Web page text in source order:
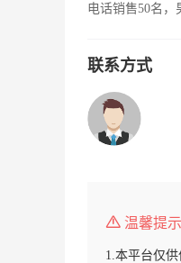
电话销售50名，
联系方式
温馨提示
1.本平台仅